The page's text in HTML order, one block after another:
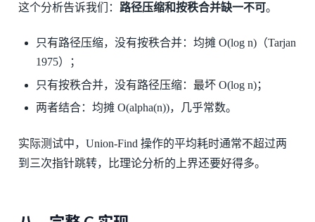
这个分析告诉我们： 路径压缩和按秩合并缺一不可。
只有路径压缩，没有按秩合并：均摊 O(log n)（Tarjan
1975）；
只有按秩合并，没有路径压缩：最坏 O(log n)；
两者结合：均摊 O(alpha(n))，几乎常数。
实际测试中，Union-Find 操作的平均耗时通常不超过两
到三次指针跳转，比理论分析的上界还要好得多。